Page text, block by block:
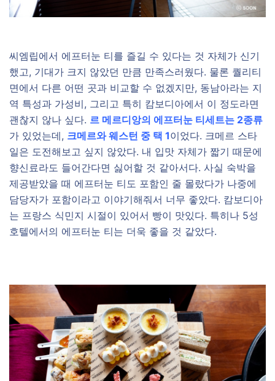
씨엠립에서 에프터눈 티를 즐길 수 있다는 것 자체가 신기
했고, 기대가 크지 않았던 만큼 만족스러웠다. 물론 퀄리티
면에서 다른 어떤 곳과 비교할 수 없겠지만, 동남아라는 지
역 특성과 가성비, 그리고 특히 캄보디아에서 이 정도라면
괜찮지 않나 싶다. 르 메르디앙의 에프터눈 티세트는 2종류
가 있었는데, 크메르와 웨스턴 중 택 1이었다. 크메르 스타
일은 도전해보고 싶지 않았다. 내 입맛 자체가 짧기 때문에
향신료라도 들어간다면 싫어할 것 같아서다. 사실 숙박을
제공받았을 때 에프터눈 티도 포함인 줄 몰랐다가 나중에
담당자가 포함이라고 이야기해줘서 너무 좋았다. 캄보디아
는 프랑스 식민지 시절이 있어서 빵이 맛있다. 특히나 5성
호텔에서의 에프터눈 티는 더욱 좋을 것 같았다.